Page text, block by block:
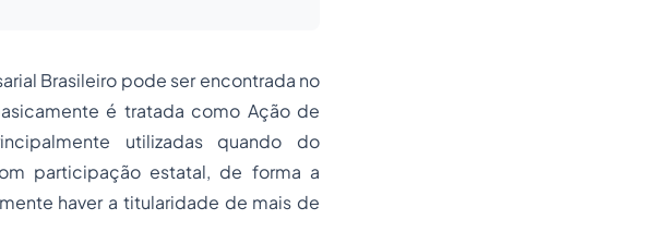
Brasileiro pode ser encontrada no
é tratada como Ação de
utilizadas quando do
participação estatal, de forma a
haver a titularidade de mais de